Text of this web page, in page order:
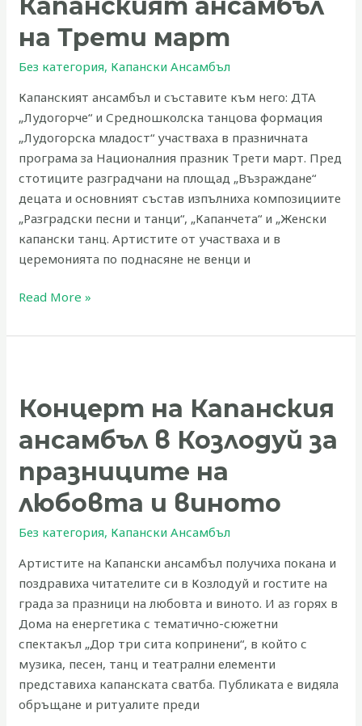
на Трети март
Без категория, Капански Ансамбъл
Капанският ансамбъл и съставите към него: ДТА
„Лудогорче“ и Средношколска танцова формация
„Лудогорска младост“ участваха в празничната
програма за Националния празник Трети март. Пред
стотиците разградчани на площад „Възраждане“
децата и основният състав изпълниха композициите
„Разградски песни и танци“, „Капанчета“ и „Женски
капански танц. Артистите от участваха и в
церемонията по поднасяне не венци и
март
Read More »
Концерт на Капанския
ансамбъл в Козлодуй за
празниците на
любовта и виното
Без категория, Капански Ансамбъл
Артистите на Капански ансамбъл получиха покана и
поздравиха читателите си в Козлодуй и гостите на
града за празници на любовта и виното. И аз горях в
Дома на енергетика с тематично-сюжетни
спектакъл „Дор три сита копринени“, в който с
музика, песен, танц и театрални елементи
представиха капанската сватба. Публиката е видяла
обръщане и ритуалите преди
Капанския
в
Козлодуй
за
празниците
на
и
виното